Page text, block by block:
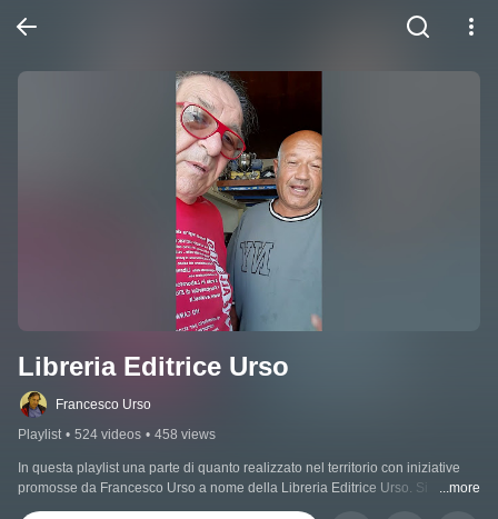
Libreria Editrice Urso
Francesco Urso
Playlist • 524 videos • 458 views
In questa playlist una parte di quanto realizzato nel territorio con iniziative
promosse da Francesco Urso a nome della Libreria Editrice Urso. Si
ringraziano sempre quanti hanno condiviso tali iniziative, realizzate spesso
...more